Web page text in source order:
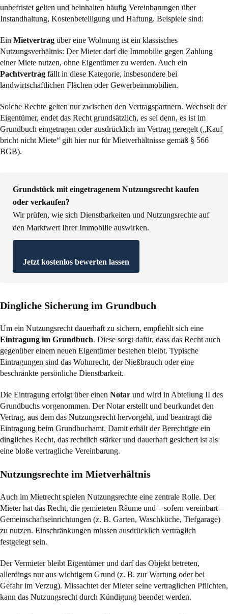
unbefristet gelten und beinhalten häufig Vereinbarungen über
Instandhaltung, Kostenbeteiligung und Haftung. Beispiele sind:
Ein Mietvertrag über eine Wohnung ist ein klassisches
Nutzungsverhältnis: Der Mieter darf die Immobilie gegen Zahlung
einer Miete nutzen, ohne Eigentümer zu werden. Auch ein
Pachtvertrag fällt in diese Kategorie, insbesondere bei
landwirtschaftlichen Flächen oder Gewerbeimmobilien.
Solche Rechte gelten nur zwischen den Vertragspartnern. Wechselt der
Eigentümer, endet das Recht grundsätzlich, es sei denn, es ist im
Grundbuch eingetragen oder ausdrücklich im Vertrag geregelt („Kauf
bricht nicht Miete“ gilt hier nur für Mietverhältnisse gemäß § 566
BGB).
Grundstück mit eingetragenem Nutzungsrecht kaufen
oder verkaufen?
Wir prüfen, wie sich Dienstbarkeiten und Nutzungsrechte auf
den Marktwert Ihrer Immobilie auswirken.
Jetzt kostenlos bewerten lassen
Dingliche Sicherung im Grundbuch
Um ein Nutzungsrecht dauerhaft zu sichern, empfiehlt sich eine
Eintragung im Grundbuch. Diese sorgt dafür, dass das Recht auch
gegenüber einem neuen Eigentümer bestehen bleibt. Typische
Eintragungen sind das Wohnrecht, der Nießbrauch oder eine
beschränkte persönliche Dienstbarkeit.
Die Eintragung erfolgt über einen Notar und wird in Abteilung II des
Grundbuchs vorgenommen. Der Notar erstellt und beurkundet den
Vertrag, aus dem das Nutzungsrecht hervorgeht, und beantragt die
Eintragung beim Grundbuchamt. Damit erhält der Berechtigte ein
dingliches Recht, das rechtlich stärker und dauerhaft gesichert ist als
eine bloße vertragliche Vereinbarung.
Nutzungsrechte im Mietverhältnis
Auch im Mietrecht spielen Nutzungsrechte eine zentrale Rolle. Der
Mieter hat das Recht, die gemieteten Räume und – sofern vereinbart –
Gemeinschaftseinrichtungen (z. B. Garten, Waschküche, Tiefgarage)
zu nutzen. Einschränkungen müssen ausdrücklich vertraglich
festgelegt sein.
Der Vermieter bleibt Eigentümer und darf das Objekt betreten,
allerdings nur aus wichtigem Grund (z. B. zur Wartung oder bei
Gefahr im Verzug). Missachtet der Mieter seine vertraglichen Pflichten,
kann das Nutzungsrecht durch Kündigung beendet werden.